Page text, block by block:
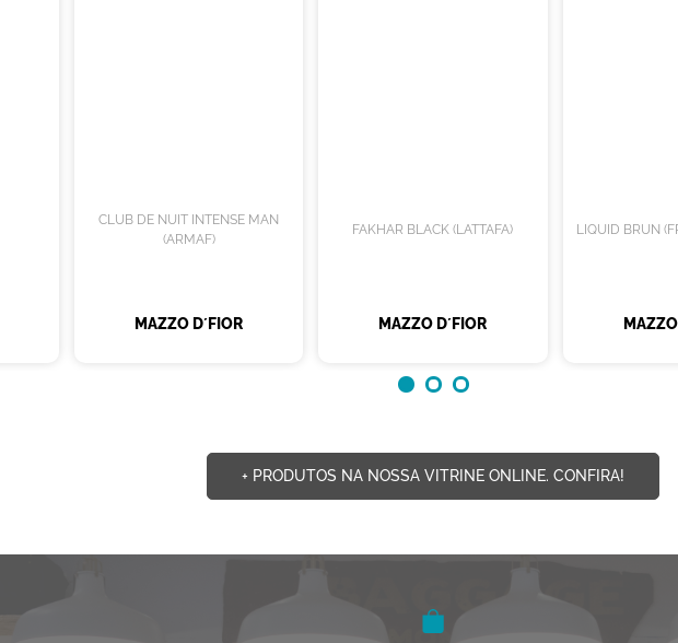
CLUB DE NUIT INTENSE MAN
(ARMAF)
MAZZO D´FIOR
FAKHAR BLACK (LATTAFA)
MAZZO D´FIOR
LIQUID BRUN
+ PRODUTOS NA NOSSA VITRINE ONLINE. CONFIRA!